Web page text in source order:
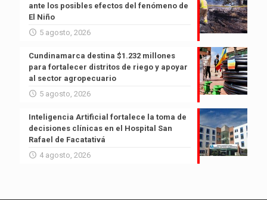
ante los posibles efectos del fenómeno de
El Niño
5 agosto, 2026
Cundinamarca destina $1.232 millones
para fortalecer distritos de riego y apoyar
al sector agropecuario
5 agosto, 2026
Inteligencia Artificial fortalece la toma de
decisiones clínicas en el Hospital San
Rafael de Facatativá
4 agosto, 2026